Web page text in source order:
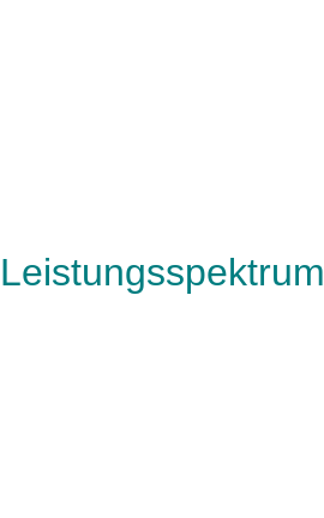
Leistungsspektrum